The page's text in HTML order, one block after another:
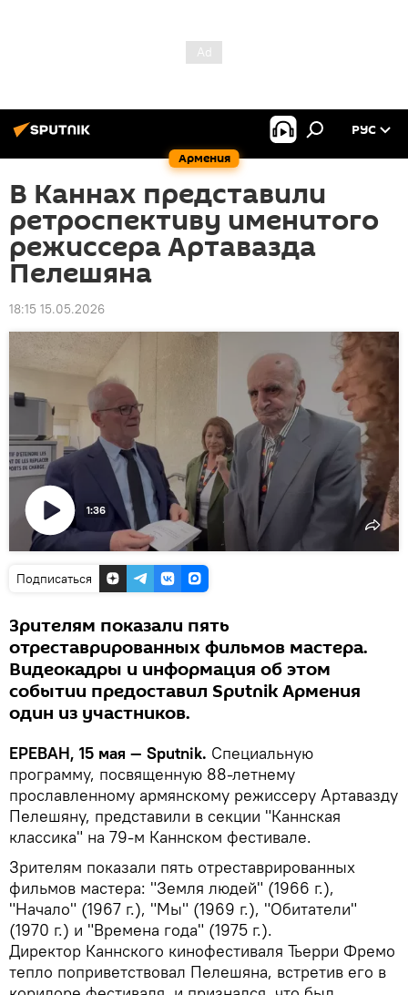
Армения
РУС
В Каннах представили
ретроспективу именитого
режиссера Артавазда
Пелешяна
18:15 15.05.2026
Воспроизвести
1:36
Подписаться
Зрителям показали пять
отреставрированных фильмов мастера.
Видеокадры и информация об этом
событии предоставил Sputnik Армения
один из участников.
ЕРЕВАН, 15 мая — Sputnik. Специальную
программу, посвященную 88-летнему
прославленному армянскому режиссеру Артавазду
Пелешяну, представили в секции "Каннская
классика" на 79‑м Каннском фестивале.
Зрителям показали пять отреставрированных
фильмов мастера: "Земля людей" (1966 г.),
"Начало" (1967 г.), "Мы" (1969 г.), "Обитатели"
(1970 г.) и "Времена года" (1975 г.).
Директор Каннского кинофестиваля Тьерри Фремо
тепло поприветствовал Пелешяна, встретив его в